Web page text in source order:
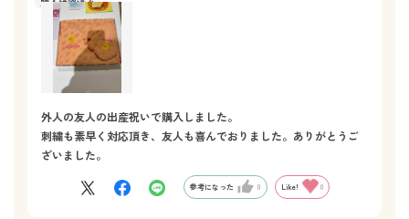
外人の友人の出産祝いで購入しました。
刺繍も素早く対応頂き、友人も喜んでおりました。ありがとうご
ざいました。
参考になった 0 Like! 0